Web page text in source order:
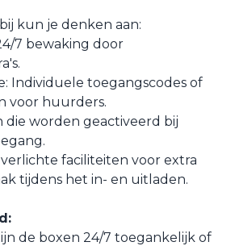
kun je denken aan:
7 bewaking door
Individuele toegangscodes of
voor huurders.
die worden geactiveerd bij
faciliteiten voor extra
tijdens het in- en uitladen.
de boxen 24/7 toegankelijk of